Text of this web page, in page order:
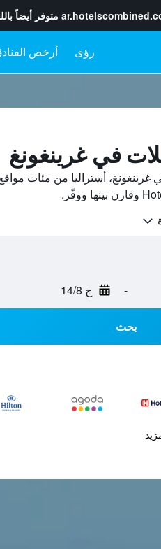
متوفر أيضاً
رؤى أرخص
في غرينغونغ
أستراليا من مئات
- ج 14/8
بحث